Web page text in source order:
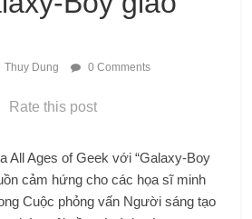
Thuy Dung 0 Comments
Rate this post
All Ages of Geek với “Galaxy-Boy
cảm hứng cho các họa sĩ minh
Cuộc phỏng vấn Người sáng tạo